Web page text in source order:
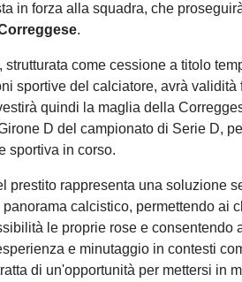
in forza alla squadra, che
.
strutturata come cessione a titolo
sportive del calciatore, avrà validità
quindi la maglia della
D del campionato di Serie D,
sportiva in corso.
prestito rappresenta una soluzione
calcistico, permettendo ai
le proprie rose e consentendo
e minutaggio in contesti
di un'opportunità per mettersi in